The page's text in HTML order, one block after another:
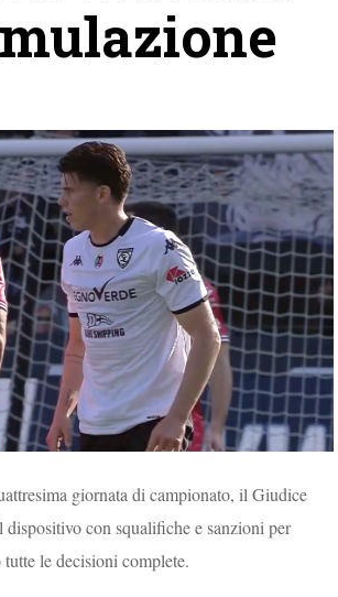
giornata di campionato, il Giudice
dispositivo con squalifiche e sanzioni per
le decisioni complete.